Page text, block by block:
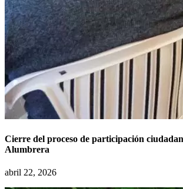
Cierre del proceso de participación
Alumbrera
abril 22, 2026